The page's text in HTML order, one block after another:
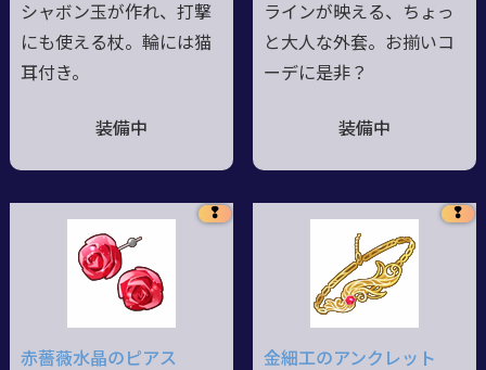
シャボン玉が作れ、打撃
にも使える杖。輪には猫
耳付き。
装備中
ラインが映える、ちょっ
と大人な外套。お揃いコ
ーデに是非？
装備中
❢
赤薔薇水晶のピアス
❢
金細工のアンクレット